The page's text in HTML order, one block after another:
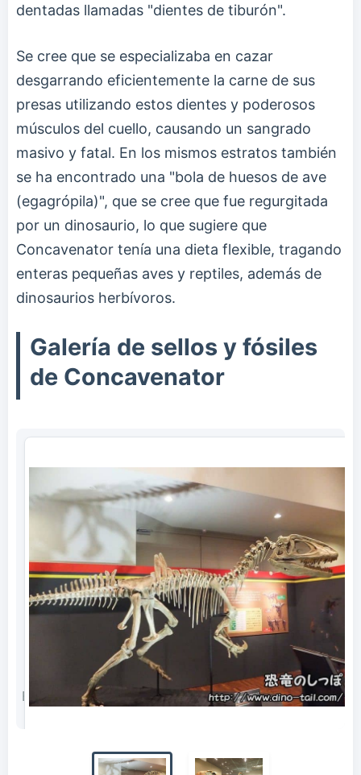
dentadas llamadas "dientes de tiburón".
Se cree que se especializaba en cazar
desgarrando eficientemente la carne de sus
presas utilizando estos dientes y poderosos
músculos del cuello, causando un sangrado
masivo y fatal. En los mismos estratos también
se ha encontrado una "bola de huesos de ave
(egagrópila)", que se cree que fue regurgitada
por un dinosaurio, lo que sugiere que
Concavenator tenía una dieta flexible, tragando
enteras pequeñas aves y reptiles, además de
dinosaurios herbívoros.
Galería de sellos y fósiles
de Concavenator
Esqueleto fósil completo de Concavenator (tomado